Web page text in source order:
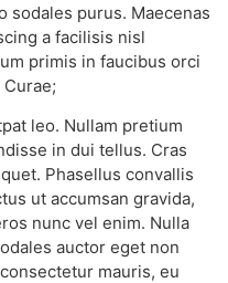
sodales purus. Maecenas
a facilisis nisl
primis in faucibus orci
leo. Nullam pretium
in dui tellus. Cras
Phasellus convallis
ut accumsan gravida,
nunc vel enim. Nulla
auctor eget non
mauris, eu